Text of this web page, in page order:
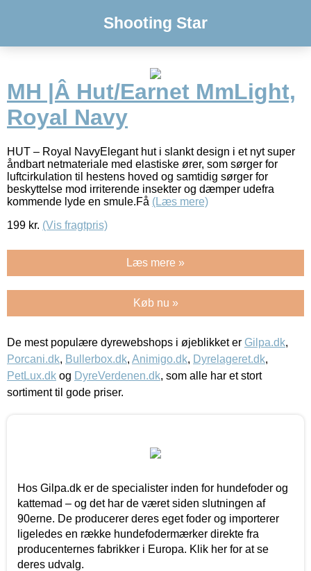
Shooting Star
MH |Â Hut/Earnet MmLight,
Royal Navy
HUT – Royal NavyElegant hut i slankt design i et nyt super
åndbart netmateriale med elastiske ører, som sørger for
luftcirkulation til hestens hoved og samtidig sørger for
beskyttelse mod irriterende insekter og dæmper udefra
kommende lyde en smule.Få (Læs mere)
199 kr. (Vis fragtpris)
Læs mere »
Køb nu »
De mest populære dyrewebshops i øjeblikket er Gilpa.dk,
Porcani.dk, Bullerbox.dk, Animigo.dk, Dyrelageret.dk,
PetLux.dk og DyreVerdenen.dk, som alle har et stort
sortiment til gode priser.
Hos Gilpa.dk er de specialister inden for hundefoder og
kattemad – og det har de været siden slutningen af
90erne. De producerer deres eget foder og importerer
ligeledes en række hundefodermærker direkte fra
producenternes fabrikker i Europa. Klik her for at se
deres udvalg.